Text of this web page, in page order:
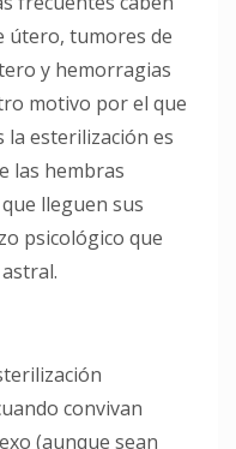
útero, tumores de
y hemorragias
motivo por el que
la esterilización es
las hembras
lleguen sus
psicológico que
convivan
(aunque sean